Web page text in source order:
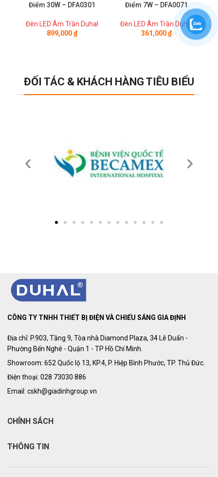
Điểm 30W – DFA0301
Đèn LED Âm Trần Duhal
899,000₫
Điểm 7W – DFA0071
Đèn LED Âm Trần Duhal
361,000₫
ĐỐI TÁC & KHÁCH HÀNG TIÊU BIỂU
CÔNG TY TNHH THIẾT BỊ ĐIỆN VÀ CHIẾU SÁNG GIA ĐỊNH
Địa chỉ: P.903, Tầng 9, Tòa nhà Diamond Plaza, 34 Lê Duẩn -
Phường Bến Nghé - Quận 1 - TP Hồ Chí Minh.
Showroom: 652 Quốc lộ 13, KP.4, P. Hiệp Bình Phước, TP. Thủ Đức.
Điện thoại: 028 73030 886
Email: cskh@giadinhgroup.vn
CHÍNH SÁCH
THÔNG TIN